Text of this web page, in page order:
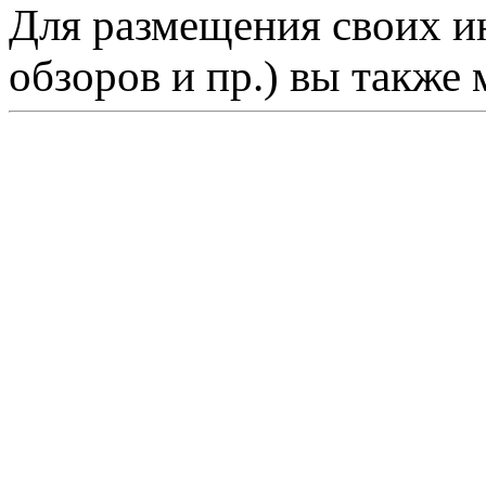
Для размещения своих
обзоров и пр.) вы также